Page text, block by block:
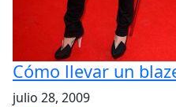
Cómo llevar un
julio 28, 2009